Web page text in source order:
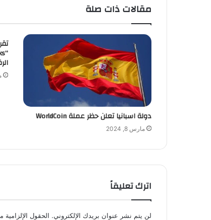
مقالات ذات صلة
دولة اسبانيا تعلن حظر عملة WorldCoin
مارس 8, 2024
اترك تعليقاً
لن يتم نشر عنوان بريدك الإلكتروني. الحقول الإلزامية